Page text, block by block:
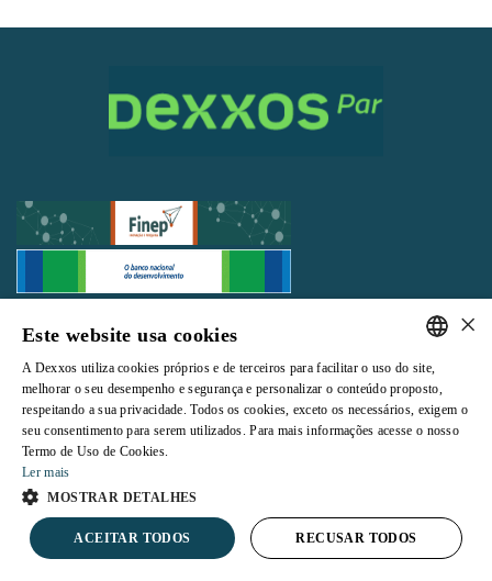
Todos os direitos reservados | Termos e Condições de Uso
Política de
Privacidade
PORTUGUESE
ENGLISH
×
Este website usa cookies
A Dexxos utiliza cookies próprios e de terceiros para facilitar o uso do site,
melhorar o seu desempenho e segurança e personalizar o conteúdo proposto,
respeitando a sua privacidade. Todos os cookies, exceto os necessários, exigem o
seu consentimento para serem utilizados. Para mais informações acesse o nosso
Termo de Uso de Cookies.
Ler mais
MOSTRAR DETALHES
ACEITAR TODOS RECUSAR TODOS